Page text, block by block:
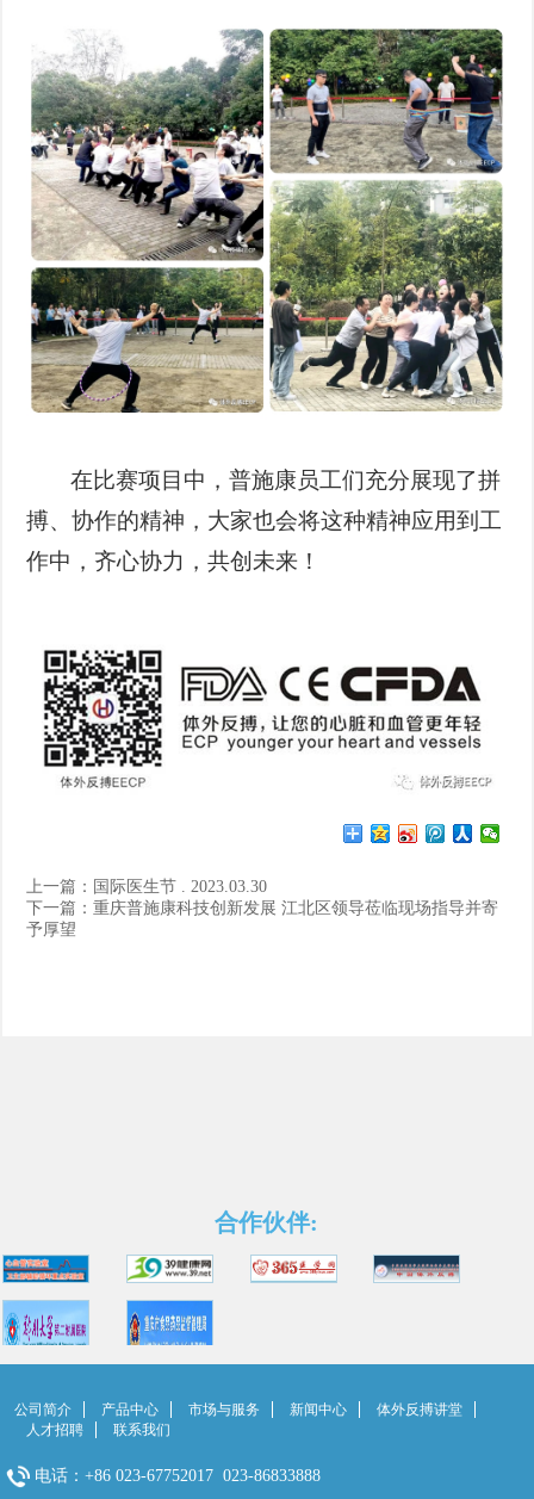
在比赛项目中，普施康员工们充分展现了拼
搏、协作的精神，大家也会将这种精神应用到工
作中，齐心协力，共创未来！
上一篇： 国际医生节 . 2023.03.30
下一篇：重庆普施康科技创新发展 江北区领导莅临现场指导并寄
予厚望
合作伙伴:
公司简介 产品中心 市场与服务 新闻中心
体外反搏讲堂
人才招聘
联系我们
电话：+86 023-67752017 023-86833888